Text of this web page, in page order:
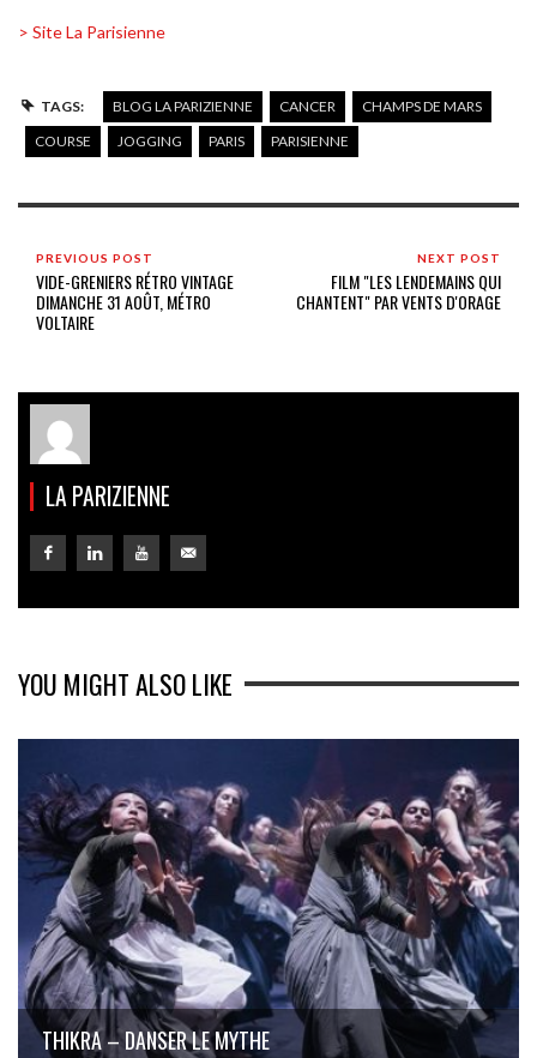
> Site La Parisienne
TAGS: BLOG LA PARIZIENNE CANCER
CHAMPS DE MARS
COURSE
JOGGING PARIS PARISIENNE
PREVIOUS POST
VIDE-GRENIERS RÉTRO VINTAGE
DIMANCHE 31 AOÛT, MÉTRO
VOLTAIRE
NEXT POST
FILM "LES LENDEMAINS QUI
CHANTENT" PAR VENTS D'ORAGE
LA PARIZIENNE
YOU MIGHT ALSO LIKE
THIKRA – DANSER LE MYTHE